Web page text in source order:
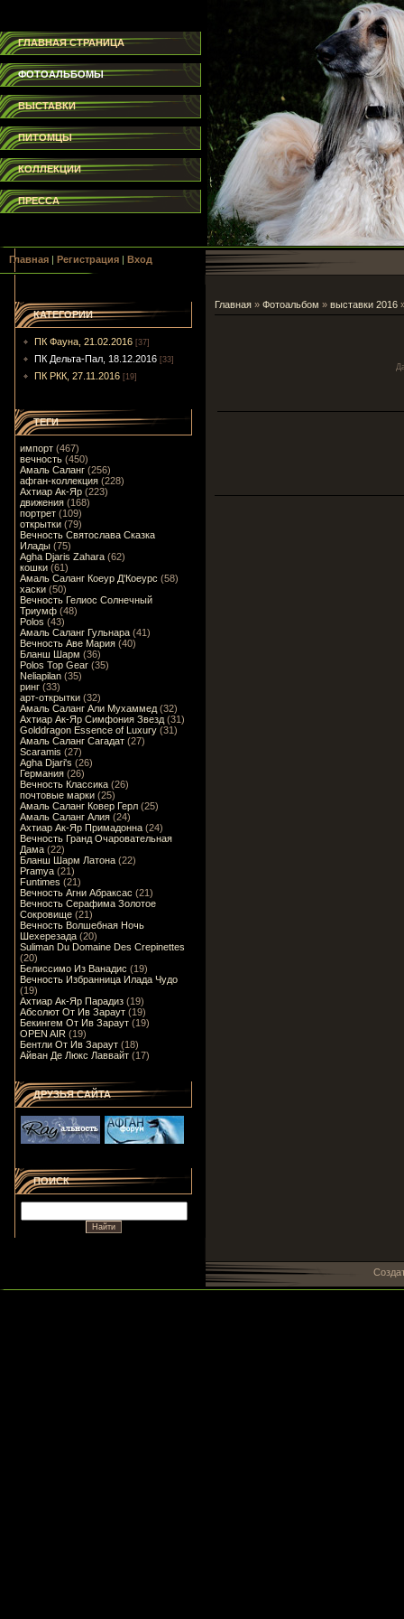
ГЛАВНАЯ СТРАНИЦА
ФОТОАЛЬБОМЫ
ВЫСТАВКИ
ПИТОМЦЫ
КОЛЛЕКЦИИ
ПРЕССА
Главная | Регистрация | Вход
КАТЕГОРИИ
ПК Фауна, 21.02.2016 [37]
ПК Дельта-Пал, 18.12.2016 [33]
ПК РКК, 27.11.2016 [19]
ТЕГИ
импорт (467)
вечность (450)
Амаль Саланг (256)
афган-коллекция (228)
Ахтиар Ак-Яр (223)
движения (168)
портрет (109)
открытки (79)
Вечность Святослава Сказка
Илады (75)
Agha Djaris Zahara (62)
кошки (61)
Амаль Саланг Коеур Д'Коеурс (58)
хаски (50)
Вечность Гелиос Солнечный
Триумф (48)
Polos (43)
Амаль Саланг Гульнара (41)
Вечность Аве Мария (40)
Бланш Шарм (36)
Polos Top Gear (35)
Neliapilan (35)
ринг (33)
арт-открытки (32)
Амаль Саланг Али Мухаммед (32)
Ахтиар Ак-Яр Симфония Звезд (31)
Golddragon Essence of Luxury (31)
Амаль Саланг Сагадат (27)
Scaramis (27)
Agha Djari's (26)
Германия (26)
Вечность Классика (26)
почтовые марки (25)
Амаль Саланг Ковер Герл (25)
Амаль Саланг Алия (24)
Ахтиар Ак-Яр Примадонна (24)
Вечность Гранд Очаровательная
Дама (22)
Бланш Шарм Латона (22)
Pramya (21)
Funtimes (21)
Вечность Агни Абраксас (21)
Вечность Серафима Золотое
Сокровище (21)
Вечность Волшебная Ночь
Шехерезада (20)
Suliman Du Domaine Des Crepinettes
(20)
Белиссимо Из Ванадис (19)
Вечность Избранница Илада Чудо
(19)
Ахтиар Ак-Яр Парадиз (19)
Абсолют От Ив Зараут (19)
Бекингем От Ив Зараут (19)
OPEN AIR (19)
Бентли От Ив Зараут (18)
Айван Де Люкс Лаввайт (17)
ДРУЗЬЯ САЙТА
ПОИСК
Главная » Фотоальбом » выставки 2016